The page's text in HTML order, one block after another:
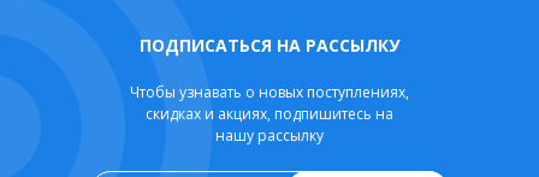
ПОДПИСАТЬСЯ НА РАССЫЛКУ
Чтобы узнавать о новых поступлениях,
скидках и акциях, подпишитесь на
нашу рассылку